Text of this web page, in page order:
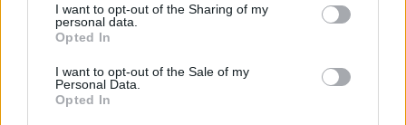
not limited to your visit or usage behaviour. You may click to
grant or deny consent to Google and its third-party tags to
use your data for below specified purposes in below Google
consent section.
I want to opt-out of the Sharing of my
personal data.
Opted In
I want to opt-out of the Sale of my
Personal Data.
Opted In